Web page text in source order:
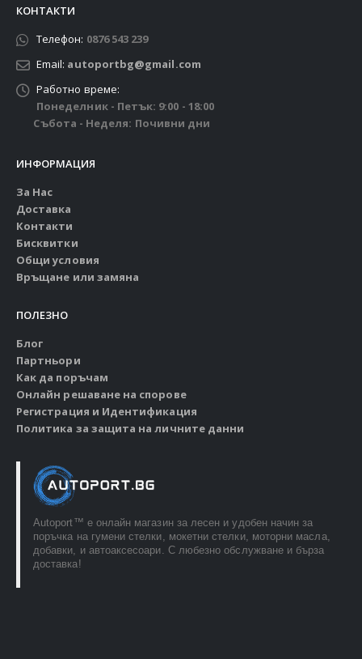
КОНТАКТИ
Телефон: 0876 543 239
Email: autoportbg@gmail.com
Работно време:
Понеделник - Петък: 9:00 - 18:00
Събота - Неделя: Почивни дни
ИНФОРМАЦИЯ
За Нас
Доставка
Контакти
Бисквитки
Общи условия
Връщане или замяна
ПОЛЕЗНО
Блог
Партньори
Как да поръчам
Онлайн решаване на спорове
Регистрация и Идентификация
Политика за защита на личните данни
Autoport™ e онлайн магазин за лесен и удобен начин за
поръчка на гумени стелки, мокетни стелки, моторни масла,
добавки, и автоаксесоари. С любезно обслужване и бърза
доставка!